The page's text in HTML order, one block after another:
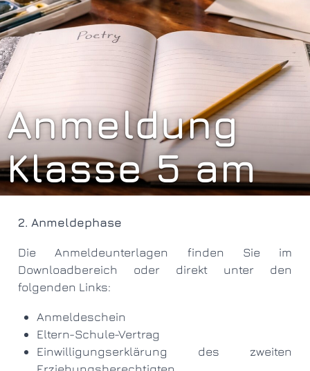
Anmeldung
Klasse 5 am
Gymnasium
Sedanstraße
zum Schuljahr
2026/27
2. Anmeldephase
Die Anmeldeunterlagen finden Sie im
Downloadbereich oder direkt unter den
folgenden Links:
Anmeldeschein
Eltern-Schule-Vertrag
Einwilligungserklärung des zweiten